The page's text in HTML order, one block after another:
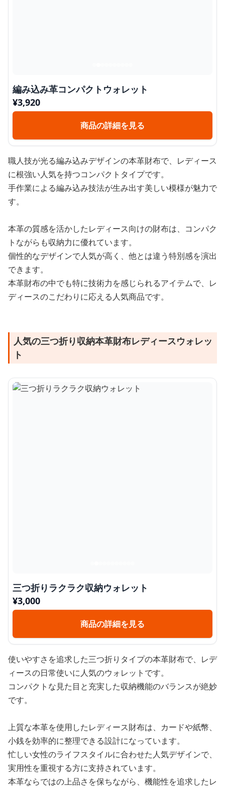
編み込み革コンパクトウォレット
¥3,920
商品の詳細を見る
職人技が光る編み込みデザインの本革財布で、レディース
に根強い人気を持つコンパクトタイプです。
手作業による編み込み技法が生み出す美しい模様が魅力で
す。
本革の質感を活かしたレディース向けの財布は、コンパク
トながらも収納力に優れています。
個性的なデザインで人気が高く、他とは違う特別感を演出
できます。
本革財布の中でも特に技術力を感じられるアイテムで、レ
ディースのこだわりに応える人気商品です。
人気の三つ折り収納本革財布レディースウォレッ
ト
三つ折りラクラク収納ウォレット
¥3,000
商品の詳細を見る
使いやすさを追求した三つ折りタイプの本革財布で、レデ
ィースの日常使いに人気のウォレットです。
コンパクトな見た目と充実した収納機能のバランスが絶妙
です。
上質な本革を使用したレディース財布は、カードや紙幣、
小銭を効率的に整理できる設計になっています。
忙しい女性のライフスタイルに合わせた人気デザインで、
実用性を重視する方に支持されています。
本革ならではの上品さを保ちながら、機能性を追求したレ